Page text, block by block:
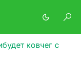
ковчег с